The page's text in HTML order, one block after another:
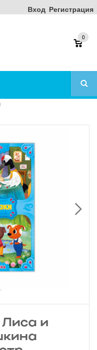
Вход Регистрация
0
Лиса и